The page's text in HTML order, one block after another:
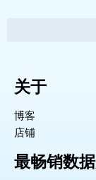
关于
博客
店铺
最畅销数